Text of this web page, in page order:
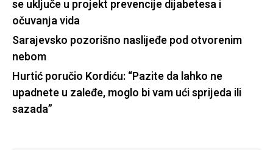
se uključe u projekt prevencije dijabetesa i
očuvanja vida
Sarajevsko pozorišno naslijeđe pod otvorenim
nebom
Hurtić poručio Kordiću: “Pazite da lahko ne
upadnete u zaleđe, moglo bi vam ući sprijeda ili
sazada”